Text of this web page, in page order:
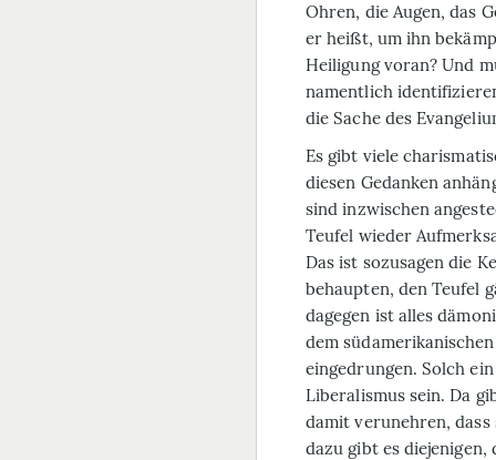
Ohren, die Augen, das
er heißt, um ihn
Heiligung voran? Und
namentlich
die Sache des
Es gibt viele
diesen Gedanken
sind inzwischen
Teufel wieder
Das ist sozusagen die
behaupten, den Teufel
dagegen ist alles
dem
eingedrungen. Solch
Liberalismus sein. Da
damit verunehren, dass
dazu gibt es